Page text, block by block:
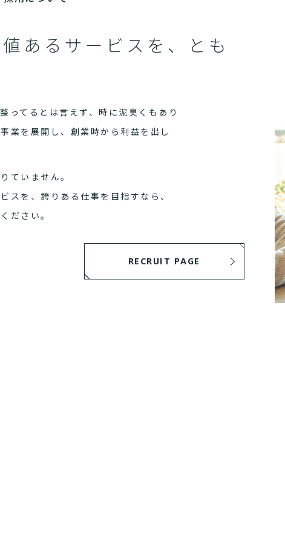
あるサービスを、とも
ってるとは言えず、時に泥臭くもあり
業を展開し、創業時から利益を出し
ていません。
スを、誇りある仕事を目指すなら、
ださい。
RECRUIT PAGE